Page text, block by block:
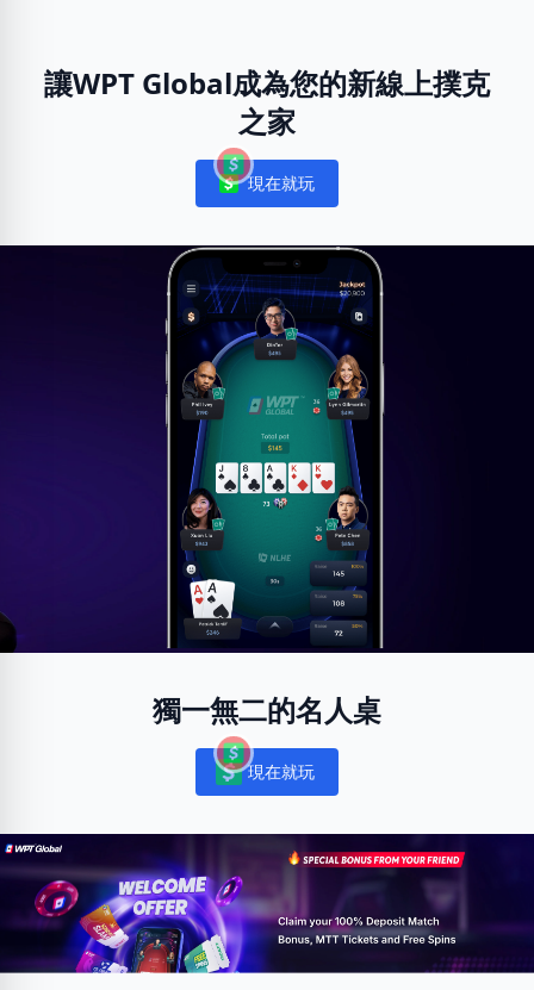
讓WPT Global成為您的新線上撲克
之家
Notifications
現在就玩
獨一無二的名人桌
Notifications
現在就玩